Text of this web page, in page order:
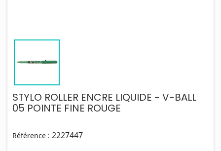
STYLO ROLLER ENCRE LIQUIDE - V-BALL
05 POINTE FINE ROUGE
Référence : 2227447